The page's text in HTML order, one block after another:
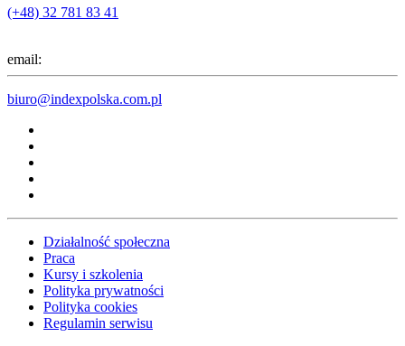
(+48) 32 781 83 41
email:
biuro@indexpolska.com.pl
Działalność społeczna
Praca
Kursy i szkolenia
Polityka prywatności
Polityka cookies
Regulamin serwisu